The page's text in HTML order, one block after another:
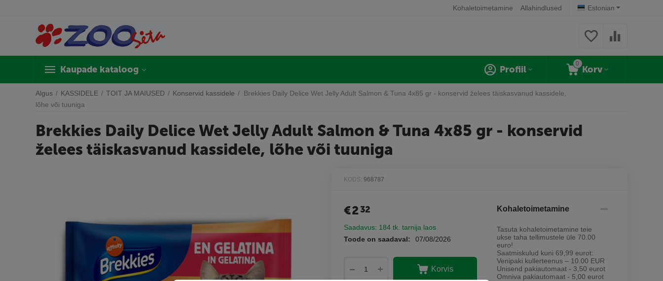
Estonian
Kohaletoimetamine Allahindlused
Kaupade kataloog
0
Korv
Profiil
Algus / KASSIDELE / TOIT JA MAIUSED / Konservid kassidele / Brekkies Daily Delice Wet Jelly Adult Salmon & Tuna 4x85 gr - konservid želees täiskasvanud kassidele,
lõhe või tuuniga
Brekkies Daily Delice Wet Jelly Adult Salmon & Tuna 4x85 gr - konservid
želees täiskasvanud kassidele, lõhe või tuuniga
KODS: 968787
€2 32
Saadavus: 184 tk. tarnija laos
Toode on saadaval:
07/08/2026
+
− Korvis
Kohaletoimetamine
Tasuta kohaletoimetamine teie
ukse taha tellimustele üle 70.00
euro!
Saatmiskulud kuni 69,99 eurot:
Venipaki kullerteenus – 10.00 EUR
Unisend pakiautomaat - 3,50 eurot
Omniva pakiautomaat - 5,00 eurot